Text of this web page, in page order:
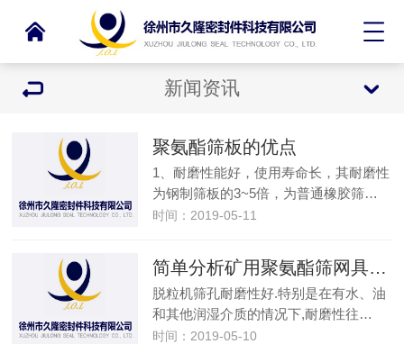
新闻资讯
聚氨酯筛板的优点
1、耐磨性能好，使用寿命长，其耐磨性
为钢制筛板的3~5倍，为普通橡胶筛…
时间：2019-05-11
简单分析矿用聚氨酯筛网具有哪些特点？
脱粒机筛孔耐磨性好.特别是在有水、油
和其他润湿介质的情况下,耐磨性往…
时间：2019-05-10